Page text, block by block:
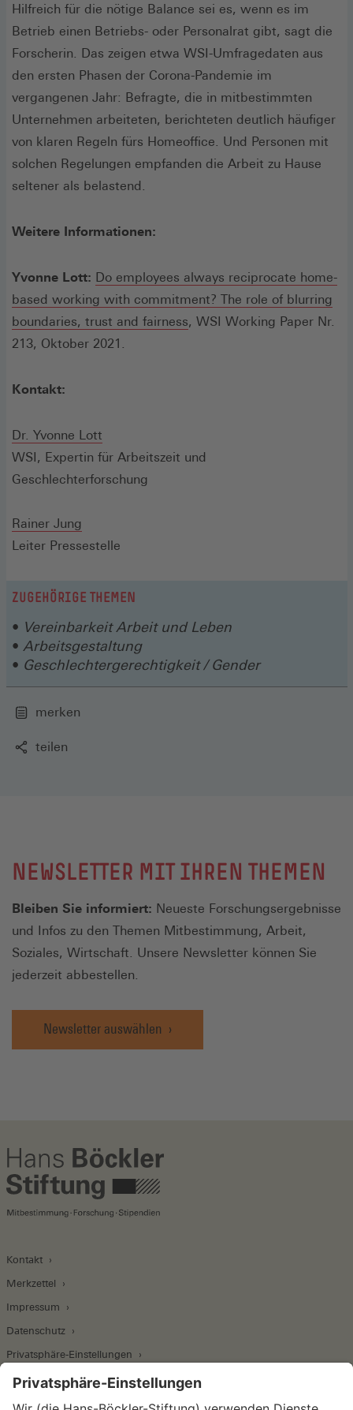
Hilfreich für die nötige Balance sei es, wenn es im
Betrieb einen Betriebs- oder Personalrat gibt, sagt die
Forscherin. Das zeigen etwa WSI-Umfragedaten aus
den ersten Phasen der Corona-Pandemie im
vergangenen Jahr: Befragte, die in mitbestimmten
Unternehmen arbeiteten, berichteten deutlich häufiger
von klaren Regeln fürs Homeoffice. Und Personen mit
solchen Regelungen empfanden die Arbeit zu Hause
seltener als belastend.
Weitere Informationen:
Yvonne Lott: Do employees always reciprocate home-
based working with commitment? The role of blurring
boundaries, trust and fairness, WSI Working Paper Nr.
213, Oktober 2021.
Kontakt:
Dr. Yvonne Lott
WSI, Expertin für Arbeitszeit und
Geschlechterforschung
Rainer Jung
Leiter Pressestelle
ZUGEHÖRIGE THEMEN
Vereinbarkeit Arbeit und Leben
Arbeitsgestaltung
Geschlechtergerechtigkeit / Gender
merken
teilen
NEWSLETTER MIT IHREN THEMEN
Bleiben Sie informiert: Neueste Forschungsergebnisse
und Infos zu den Themen Mitbestimmung, Arbeit,
Soziales, Wirtschaft. Unsere Newsletter können Sie
jederzeit abbestellen.
Newsletter auswählen
Kontakt
Merkzettel
Impressum
Datenschutz
Privatsphäre-Einstellungen